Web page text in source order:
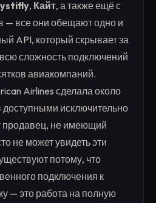
, Кайт, а также ещё с
— все они обещают одно и
API, который скрывает за
сложность подключений
авиакомпаний.
Airlines сделала около
доступными исключительно
продавец, не имеющий
не может увидеть эти
потому, что
подключения к
— это работа на полную